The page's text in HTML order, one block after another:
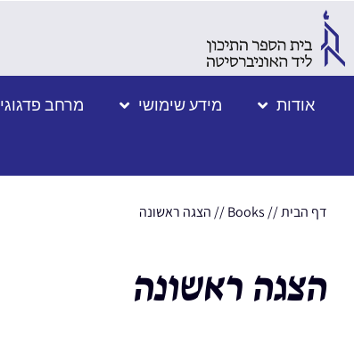
אודות מידע שימושי מרחב פדגוגי
דף הבית//
Books
// הצגה ראשונה
הצגה ראשונה